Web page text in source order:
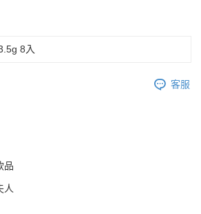
8入
客服
品
人